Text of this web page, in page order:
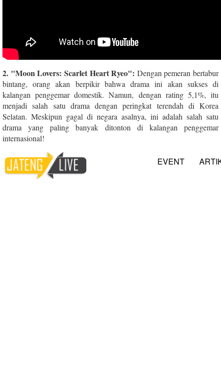
2. "Moon Lovers: Scarlet Heart Ryeo": Dengan pemeran bertabur
bintang, orang akan berpikir bahwa drama ini akan sukses di
kalangan penggemar domestik. Namun, dengan rating 5,1%, itu
menjadi salah satu drama dengan peringkat terendah di Korea
Selatan. Meskipun gagal di negara asalnya, ini adalah salah satu
drama yang paling banyak ditonton di kalangan penggemar
internasional!